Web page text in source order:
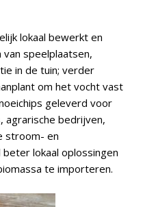
lokaal bewerkt en
speelplaatsen,
in de tuin; verder
om het vocht vast
geleverd voor
agrarische bedrijven,
stroom- en
lokaal oplossingen
te importeren.